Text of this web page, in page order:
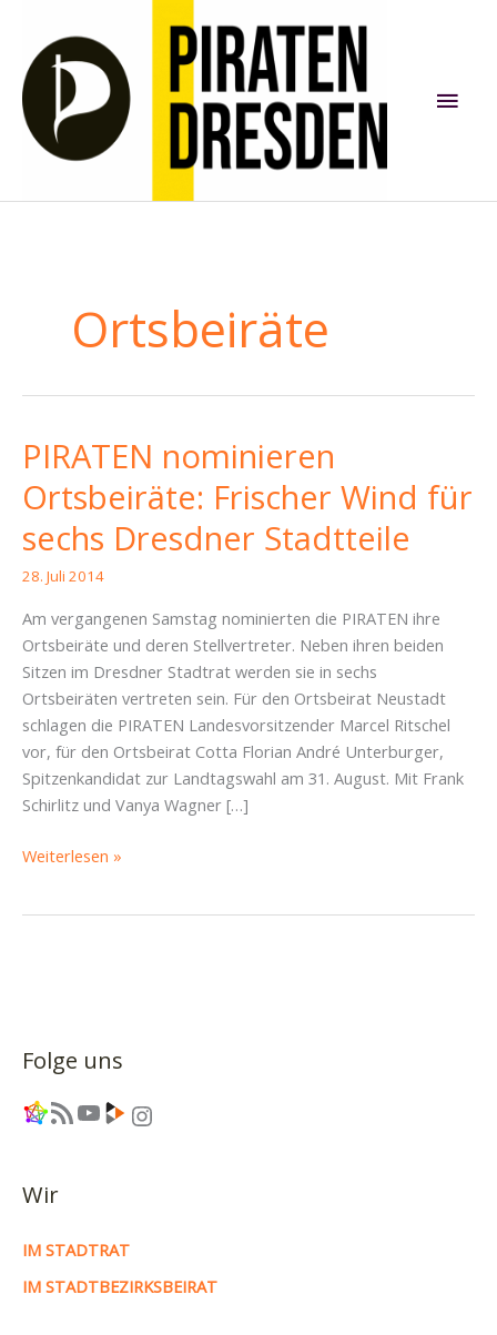
springen
Ortsbeiräte
PIRATEN nominieren
Ortsbeiräte: Frischer Wind für
sechs Dresdner Stadtteile
28. Juli 2014
Am vergangenen Samstag nominierten die PIRATEN ihre
Ortsbeiräte und deren Stellvertreter. Neben ihren beiden
Sitzen im Dresdner Stadtrat werden sie in sechs
Ortsbeiräten vertreten sein. Für den Ortsbeirat Neustadt
schlagen die PIRATEN Landesvorsitzender Marcel Ritschel
vor, für den Ortsbeirat Cotta Florian André Unterburger,
Spitzenkandidat zur Landtagswahl am 31. August. Mit Frank
Schirlitz und Vanya Wagner […]
PIRATEN
Stadtteile
Weiterlesen »
Folge uns
Link RSS-Feed YouTube Link Instagram
Wir
IM STADTRAT
IM STADTBEZIRKSBEIRAT